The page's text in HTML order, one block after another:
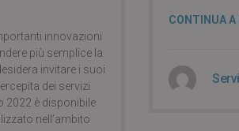
innovazioni
più semplice la
invitare i suoi
dei servizi
2022 è disponibile
nell’ambito
CONTINUA A